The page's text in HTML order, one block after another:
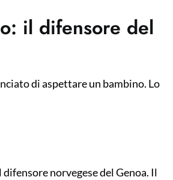
il difensore del
di aspettare un bambino. Lo
norvegese del Genoa. Il